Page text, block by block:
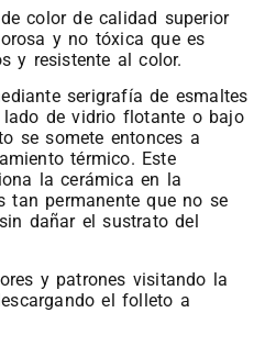
color de calidad superior
y no tóxica que es
y resistente al color.
serigrafía de esmaltes
de vidrio flotante o bajo
se somete entonces a
térmico. Este
la cerámica en la
tan permanente que no se
dañar el sustrato del
y patrones visitando la
el folleto a